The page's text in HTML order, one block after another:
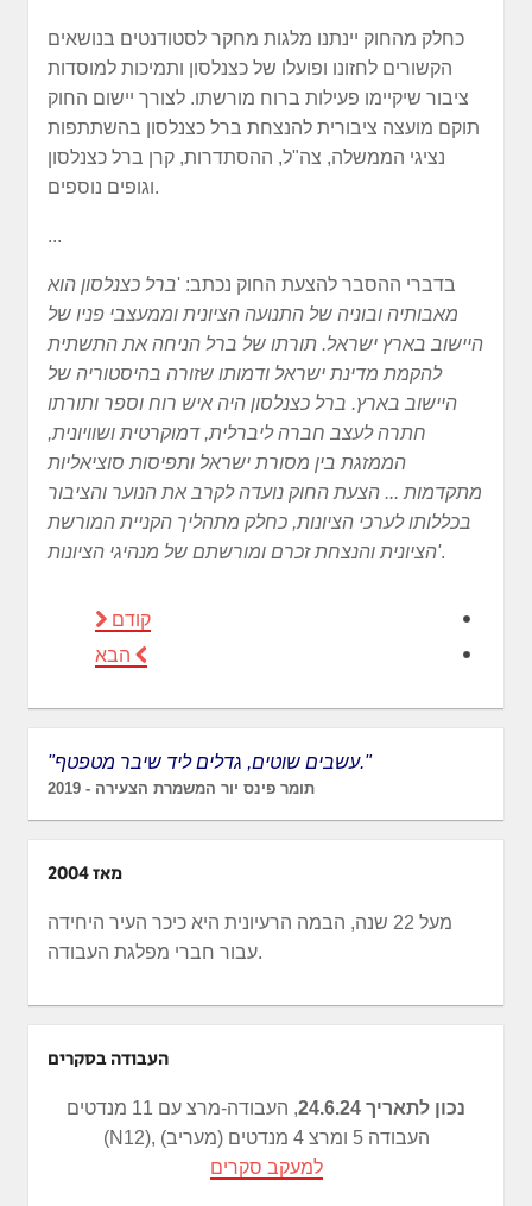
כחלק מהחוק יינתנו מלגות מחקר לסטודנטים בנושאים
הקשורים לחזונו ופועלו של כצנלסון ותמיכות למוסדות
ציבור שיקיימו פעילות ברוח מורשתו. לצורך יישום החוק
תוקם מועצה ציבורית להנצחת ברל כצנלסון בהשתתפות
נציגי הממשלה, צה"ל, ההסתדרות, קרן ברל כצנלסון
וגופים נוספים.
...
בדברי ההסבר להצעת החוק נכתב: 'ברל כצנלסון הוא
מאבותיה ובוניה של התנועה הציונית וממעצבי פניו של
היישוב בארץ ישראל. תורתו של ברל הניחה את התשתית
להקמת מדינת ישראל ודמותו שזורה בהיסטוריה של
היישוב בארץ. ברל כצנלסון היה איש רוח וספר ותורתו
חתרה לעצב חברה ליברלית, דמוקרטית ושוויונית,
הממזגת בין מסורת ישראל ותפיסות סוציאליות
מתקדמות ... הצעת החוק נועדה לקרב את הנוער והציבור
בכללותו לערכי הציונות, כחלק מתהליך הקניית המורשת
הציונית והנצחת זכרם ומורשתם של מנהיגי הציונות'.
קודם
הבא
"עשבים שוטים, גדלים ליד שיבר מטפטף."
תומר פינס יור המשמרת הצעירה - 2019
מאז 2004
מעל 22 שנה, הבמה הרעיונית היא כיכר העיר היחידה
עבור חברי מפלגת העבודה.
העבודה בסקרים
נכון לתאריך 24.6.24
, העבודה-מרצ עם 11 מנדטים
(N12), העבודה 5 ומרצ 4 מנדטים (מעריב)
למעקב סקרים